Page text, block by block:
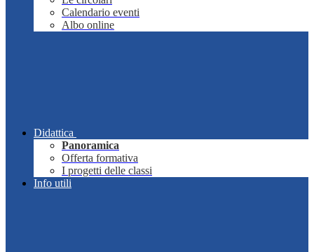
Calendario eventi
Albo online
Didattica
Panoramica
Offerta formativa
I progetti delle classi
Info utili